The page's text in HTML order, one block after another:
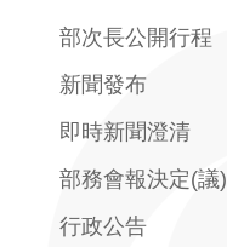
部次長公開行程
新聞發布
即時新聞澄清
部務會報決定(議)
行政公告